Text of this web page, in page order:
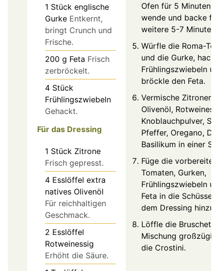
1 Stück englische
Gurke Entkernt,
bringt Crunch und
Frische.
200 g Feta Frisch
zerbröckelt.
4 Stück
Frühlingszwiebeln
Gehackt.
Für das Dressing
1 Stück Zitrone
Frisch gepresst.
4 Esslöffel extra
natives Olivenöl
Für reichhaltigen
Geschmack.
2 Esslöffel
Rotweinessig
Erhöht die Säure.
Ofen für 5 Minuten,
wende und backe für
weitere 5-7 Minuten.
Würfle die Roma-
und die Gurke,
Frühlingszwiebeln
bröckle den Feta.
Vermische
Olivenöl,
Knoblauchpulver,
Pfeffer, Oregano,
Basilikum in einer
Füge die
Tomaten, Gurken,
Frühlingszwiebeln
Feta in die Schüssel
dem Dressing hinzu.
Löffle die
Mischung großzügig
die Crostini.